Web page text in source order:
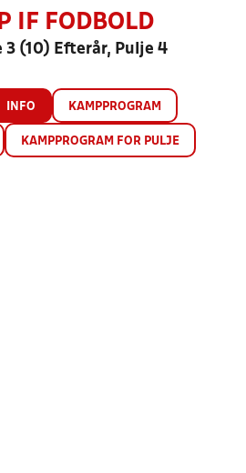
IF FODBOLD
3 (10) Efterår, Pulje 4
INFO KAMPPROGRAM
KAMPPROGRAM FOR PULJE